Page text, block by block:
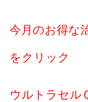
今月のお得な
をクリック
ウルトラセル